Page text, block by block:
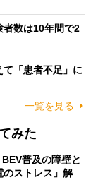
者数は10年間で2
て「患者不足」に
一覧を見る
みた
普及の障壁と
のストレス」解